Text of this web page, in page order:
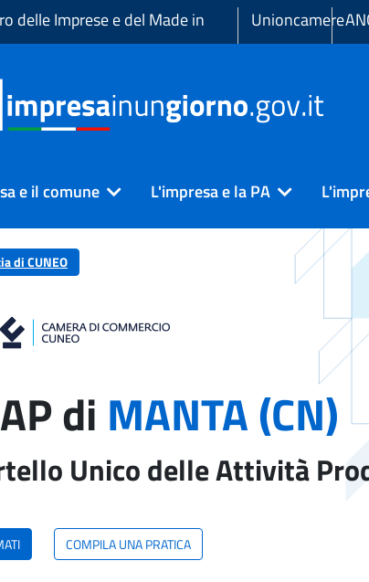
delle Imprese e del Made in
Unioncamere
e il comune L'impresa e la PA
di CUNEO
di MANTA (CN)
Unico delle Attività
COMPILA UNA PRATICA